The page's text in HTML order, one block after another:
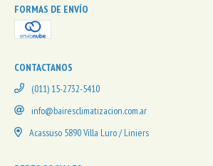
FORMAS DE ENVÍO
CONTACTANOS
(011) 15-2732-5410
info@bairesclimatizacion.com.ar
Acassuso 5890 Villa Luro / Liniers